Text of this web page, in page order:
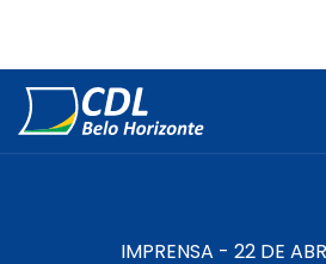
IMPRENSA - 22 DE